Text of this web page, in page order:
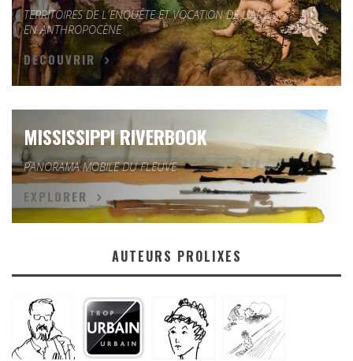
TERRITOIRES DE L'ENQUÊTE ET VOCATION DE L'ART
EN ANTHROPOCÈNE
DÉCOUVRIR
MISSISSIPPI RIVERBOOK
PANORAMA MOBILE DU FLEUVE
EXPLORER
AUTEURS PROLIXES